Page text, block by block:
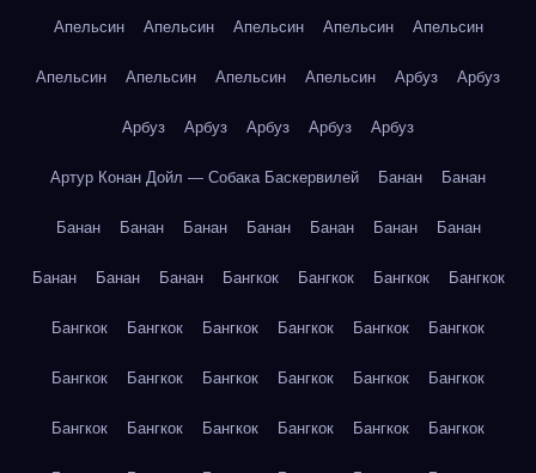
Апельсин Апельсин Апельсин Апельсин Апельсин
Апельсин Апельсин Апельсин Апельсин Арбуз Арбуз
Арбуз Арбуз Арбуз Арбуз Арбуз
Артур Конан Дойл — Собака Баскервилей Банан Банан
Банан Банан Банан Банан Банан Банан Банан
Банан Банан Банан Бангкок Бангкок Бангкок Бангкок
Бангкок Бангкок Бангкок Бангкок Бангкок Бангкок
Бангкок Бангкок Бангкок Бангкок Бангкок Бангкок
Бангкок Бангкок Бангкок Бангкок Бангкок Бангкок